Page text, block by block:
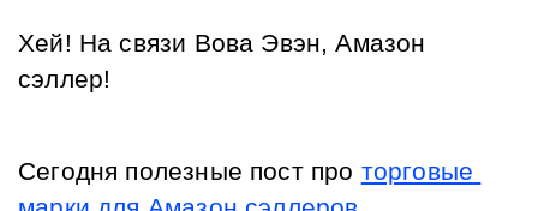
Хей! На связи Вова Эвэн, Амазон
сэллер!
Сегодня полезные пост про торговые